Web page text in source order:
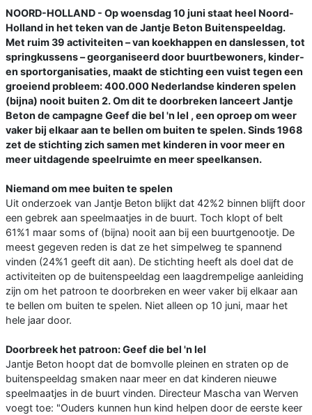
NOORD-HOLLAND - Op woensdag 10 juni staat heel Noord-
Holland in het teken van de Jantje Beton Buitenspeeldag.
Met ruim 39 activiteiten – van koekhappen en danslessen, tot
springkussens – georganiseerd door buurtbewoners, kinder-
en sportorganisaties, maakt de stichting een vuist tegen een
groeiend probleem: 400.000 Nederlandse kinderen spelen
(bijna) nooit buiten 2. Om dit te doorbreken lanceert Jantje
Beton de campagne Geef die bel 'n lel , een oproep om weer
vaker bij elkaar aan te bellen om buiten te spelen. Sinds 1968
zet de stichting zich samen met kinderen in voor meer en
meer uitdagende speelruimte en meer speelkansen.
Niemand om mee buiten te spelen
Uit onderzoek van Jantje Beton blijkt dat 42%2 binnen blijft door
een gebrek aan speelmaatjes in de buurt. Toch klopt of belt
61%1 maar soms of (bijna) nooit aan bij een buurtgenootje. De
meest gegeven reden is dat ze het simpelweg te spannend
vinden (24%1 geeft dit aan). De stichting heeft als doel dat de
activiteiten op de buitenspeeldag een laagdrempelige aanleiding
zijn om het patroon te doorbreken en weer vaker bij elkaar aan
te bellen om buiten te spelen. Niet alleen op 10 juni, maar het
hele jaar door.
Doorbreek het patroon: Geef die bel 'n lel
Jantje Beton hoopt dat de bomvolle pleinen en straten op de
buitenspeeldag smaken naar meer en dat kinderen nieuwe
speelmaatjes in de buurt vinden. Directeur Mascha van Werven
voegt toe: "Ouders kunnen hun kind helpen door de eerste keer